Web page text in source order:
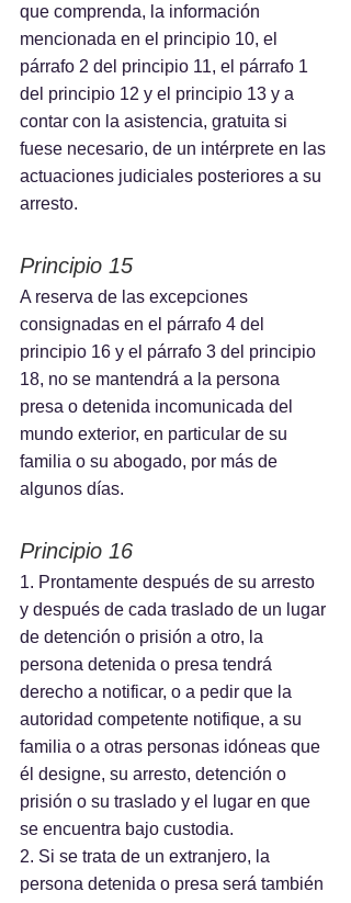
que comprenda, la información
mencionada en el principio 10, el
párrafo 2 del principio 11, el párrafo 1
del principio 12 y el principio 13 y a
contar con la asistencia, gratuita si
fuese necesario, de un intérprete en las
actuaciones judiciales posteriores a su
arresto.
Principio 15
A reserva de las excepciones
consignadas en el párrafo 4 del
principio 16 y el párrafo 3 del principio
18, no se mantendrá a la persona
presa o detenida incomunicada del
mundo exterior, en particular de su
familia o su abogado, por más de
algunos días.
Principio 16
1. Prontamente después de su arresto
y después de cada traslado de un lugar
de detención o prisión a otro, la
persona detenida o presa tendrá
derecho a notificar, o a pedir que la
autoridad competente notifique, a su
familia o a otras personas idóneas que
él designe, su arresto, detención o
prisión o su traslado y el lugar en que
se encuentra bajo custodia.
2. Si se trata de un extranjero, la
persona detenida o presa será también